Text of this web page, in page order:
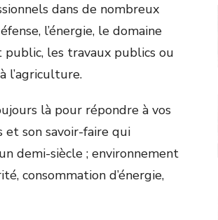
dans de nombreux
l’énergie, le domaine
public, les travaux publics ou
l’agriculture.
là pour répondre à vos
et son savoir-faire qui
demi-siècle ; environnement
consommation d’énergie,